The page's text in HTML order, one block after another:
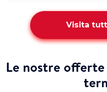
Visita
Le nostre